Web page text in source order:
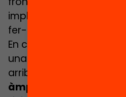
implementar-se els
fer-hi front.
En conjunt, tractant de
una problemàtica amb
arribem a trobar una
àmplia d’intervencions